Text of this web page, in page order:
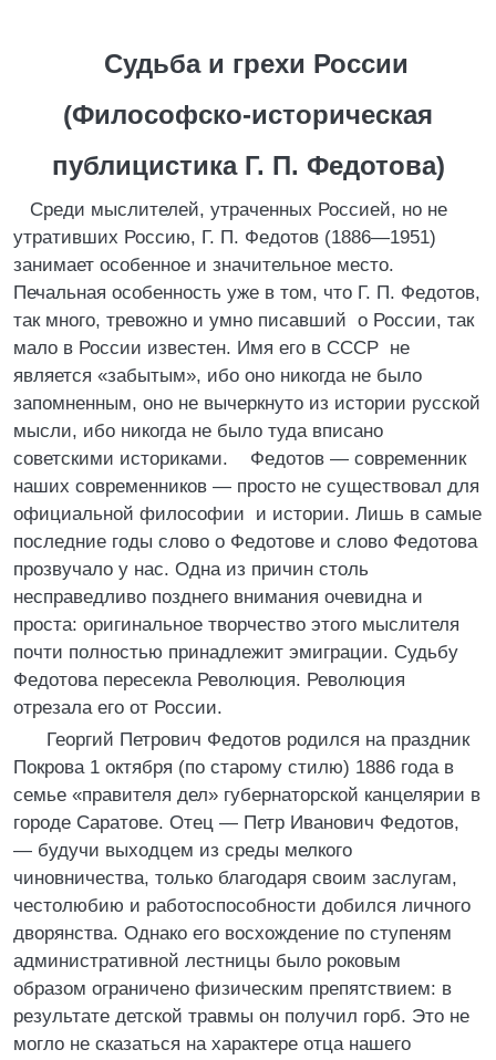
Судьба и грехи России
(Философско-историческая
публицистика Г. П. Федотова)
Среди мыслителей, утраченных Россией, но не
утративших Россию, Г. П. Федотов (1886—1951)
занимает особенное и значительное место.
Печальная особенность уже в том, что Г. П. Федотов,
так много, тревожно и умно писавший о России, так
мало в России известен. Имя его в СССР не
является «забытым», ибо оно никогда не было
запомненным, оно не вычеркнуто из истории русской
мысли, ибо никогда не было туда вписано
советскими историками. Федотов — современник
наших современников — просто не существовал для
официальной философии и истории. Лишь в самые
последние годы слово о Федотове и слово Федотова
прозвучало у нас. Одна из причин столь
несправедливо позднего внимания очевидна и
проста: оригинальное творчество этого мыслителя
почти полностью принадлежит эмиграции. Судьбу
Федотова пересекла Революция. Революция
отрезала его от России.
Георгий Петрович Федотов родился на праздник
Покрова 1 октября (по старому стилю) 1886 года в
семье «правителя дел» губернаторской канцелярии в
городе Саратове. Отец — Петр Иванович Федотов,
— будучи выходцем из среды мелкого
чиновничества, только благодаря своим заслугам,
честолюбию и работоспособности добился личного
дворянства. Однако его восхождение по ступеням
административной лестницы было роковым
образом ограничено физическим препятствием: в
результате детской травмы он получил горб. Это не
могло не сказаться на характере отца нашего